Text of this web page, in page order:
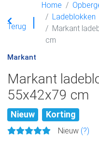
Terug
Home
Ladeblokken
Markant
cm
Markant
Markant
55x42x79 cm
Korting
Nieuw
Nieuw (?)